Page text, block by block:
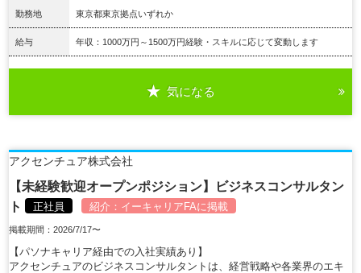
勤務地 東京都東京拠点いずれか
給与 年収：1000万円～1500万円経験・スキルに応じて変動します
気になる
アクセンチュア株式会社
【未経験歓迎オープンポジション】ビジネスコンサルタン
ト
正社員 紹介： イーキャリアFAに掲載
掲載期間：2026/7/17〜
【パソナキャリア経由での入社実績あり】
アクセンチュアのビジネスコンサルタントは、経営戦略や各業界のエキ